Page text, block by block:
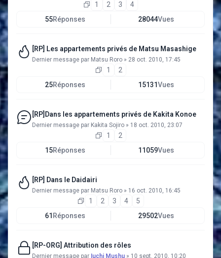
1 2 3
4
55Réponses 28044Vues
[RP] Les appartements privés de Matsu Masashige
Dernier message par Matsu Roro » 28 oct. 2010, 17:45
1
2
25Réponses 15131Vues
[RP]Dans les appartements privés de Kakita Konoe
Dernier message par Kakita Sojiro » 18 oct. 2010, 23:07
1
2
15Réponses 11059Vues
[RP] Dans le Daidairi
Dernier message par Matsu Roro » 16 oct. 2010, 16:45
1 2 3 4
5
61 Réponses 29502Vues
[RP-ORG] Attribution des rôles
Dernier message par Iuchi Mushu » 10 sept. 2010, 10:20